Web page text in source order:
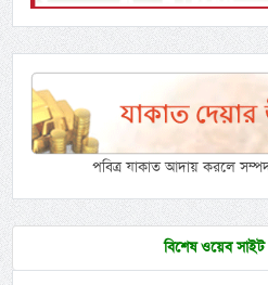
পবিত্র যাকাত আদায় করলে সম্পদ
বিশেষ ওয়েব